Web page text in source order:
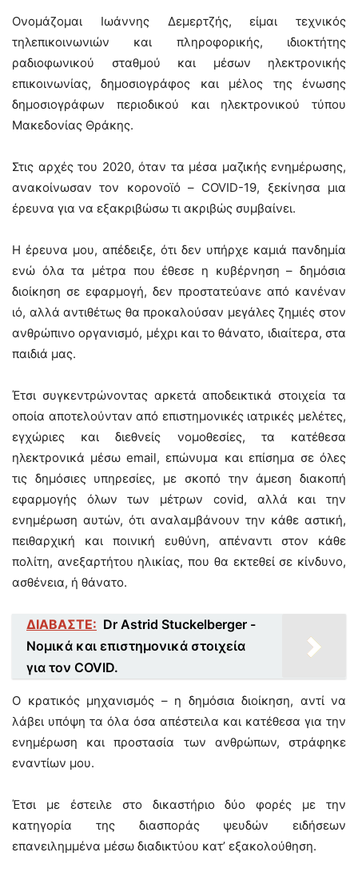
Ονομάζομαι Ιωάννης Δεμερτζής, είμαι τεχνικός
τηλεπικοινωνιών και πληροφορικής, ιδιοκτήτης
ραδιοφωνικού σταθμού και μέσων ηλεκτρονικής
επικοινωνίας, δημοσιογράφος και μέλος της ένωσης
δημοσιογράφων περιοδικού και ηλεκτρονικού τύπου
Μακεδονίας Θράκης.
Στις αρχές του 2020, όταν τα μέσα μαζικής ενημέρωσης,
ανακοίνωσαν τον κορονοϊό – COVID-19, ξεκίνησα μια
έρευνα για να εξακριβώσω τι ακριβώς συμβαίνει.
Η έρευνα μου, απέδειξε, ότι δεν υπήρχε καμιά πανδημία
ενώ όλα τα μέτρα που έθεσε η κυβέρνηση – δημόσια
διοίκηση σε εφαρμογή, δεν προστατεύανε από κανέναν
ιό, αλλά αντιθέτως θα προκαλούσαν μεγάλες ζημιές στον
ανθρώπινο οργανισμό, μέχρι και το θάνατο, ιδιαίτερα, στα
παιδιά μας.
Έτσι συγκεντρώνοντας αρκετά αποδεικτικά στοιχεία τα
οποία αποτελούνταν από επιστημονικές ιατρικές μελέτες,
εγχώριες και διεθνείς νομοθεσίες, τα κατέθεσα
ηλεκτρονικά μέσω email, επώνυμα και επίσημα σε όλες
τις δημόσιες υπηρεσίες, με σκοπό την άμεση διακοπή
εφαρμογής όλων των μέτρων covid, αλλά και την
ενημέρωση αυτών, ότι αναλαμβάνουν την κάθε αστική,
πειθαρχική και ποινική ευθύνη, απέναντι στον κάθε
πολίτη, ανεξαρτήτου ηλικίας, που θα εκτεθεί σε κίνδυνο,
ασθένεια, ή θάνατο.
ΔΙΑΒΑΣΤΕ: Dr Astrid Stuckelberger -
Νομικά και επιστημονικά στοιχεία
για τον COVID.
Ο κρατικός μηχανισμός – η δημόσια διοίκηση, αντί να
λάβει υπόψη τα όλα όσα απέστειλα και κατέθεσα για την
ενημέρωση και προστασία των ανθρώπων, στράφηκε
εναντίων μου.
Έτσι με έστειλε στο δικαστήριο δύο φορές με την
κατηγορία της διασποράς ψευδών ειδήσεων
επανειλημμένα μέσω διαδικτύου κατ’ εξακολούθηση.